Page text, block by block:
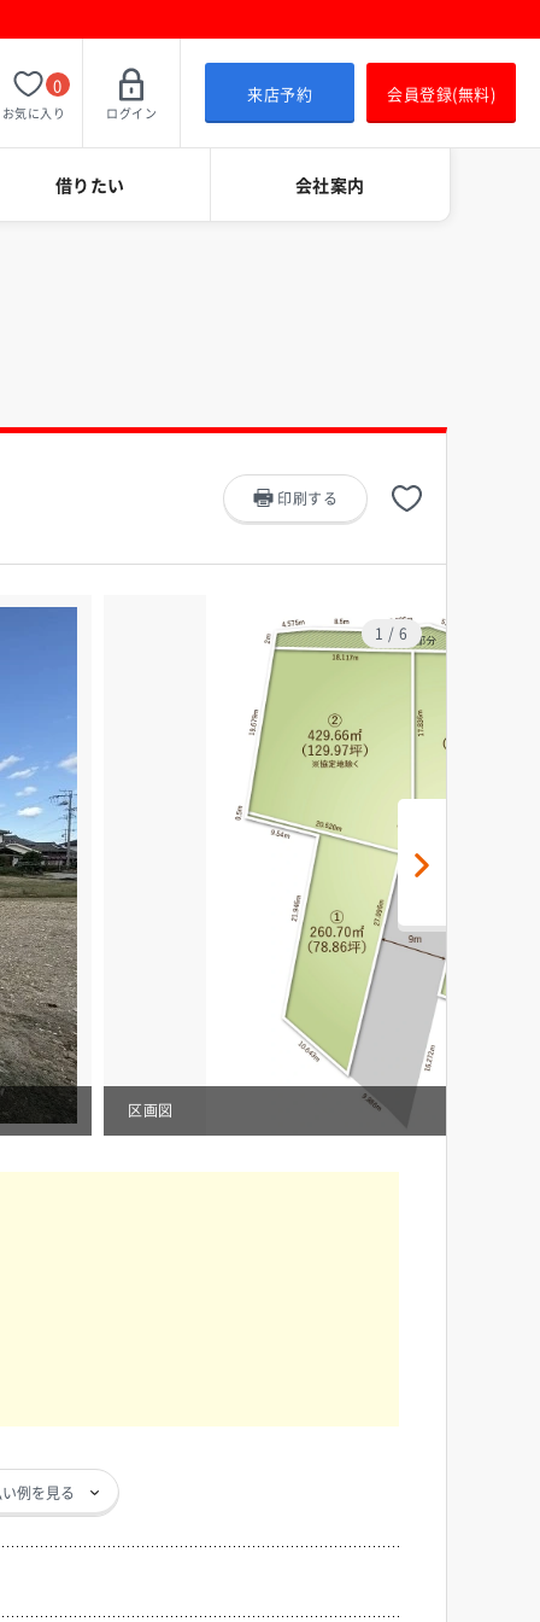
0
お気に入り ログイン
来店予約 会員登録(無料)
借りたい 会社案内
印刷する
区画図
1 /6
例を見る